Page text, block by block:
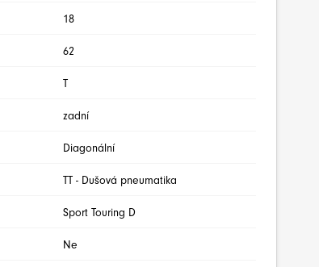
18
62
T
zadní
Diagonální
TT - Dušová pneumatika
Sport Touring D
Ne